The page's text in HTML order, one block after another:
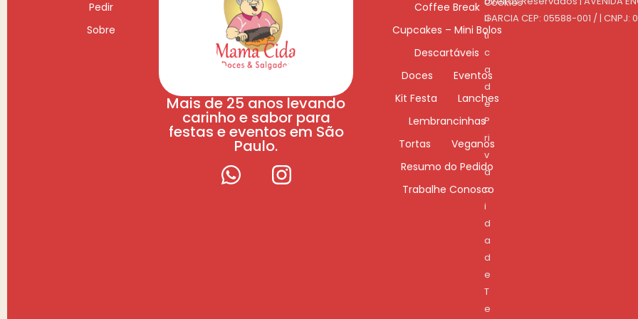
Pedir
Sobre
Mais de 25 anos levando
carinho e sabor para
festas e eventos em São
Paulo.
Coffee Break
Cupcakes – Mini Bolos
Descartáveis
Doces
Eventos
Kit Festa
Lanches
Lembrancinhas
Tortas
Veganos
Resumo do Pedido
Trabalhe Conosco
lí
ti
c
a
d
e
P
ri
v
a
c
i
d
a
d
e
T
e
GARCIA CEP: 05588-001 / | CNPJ: